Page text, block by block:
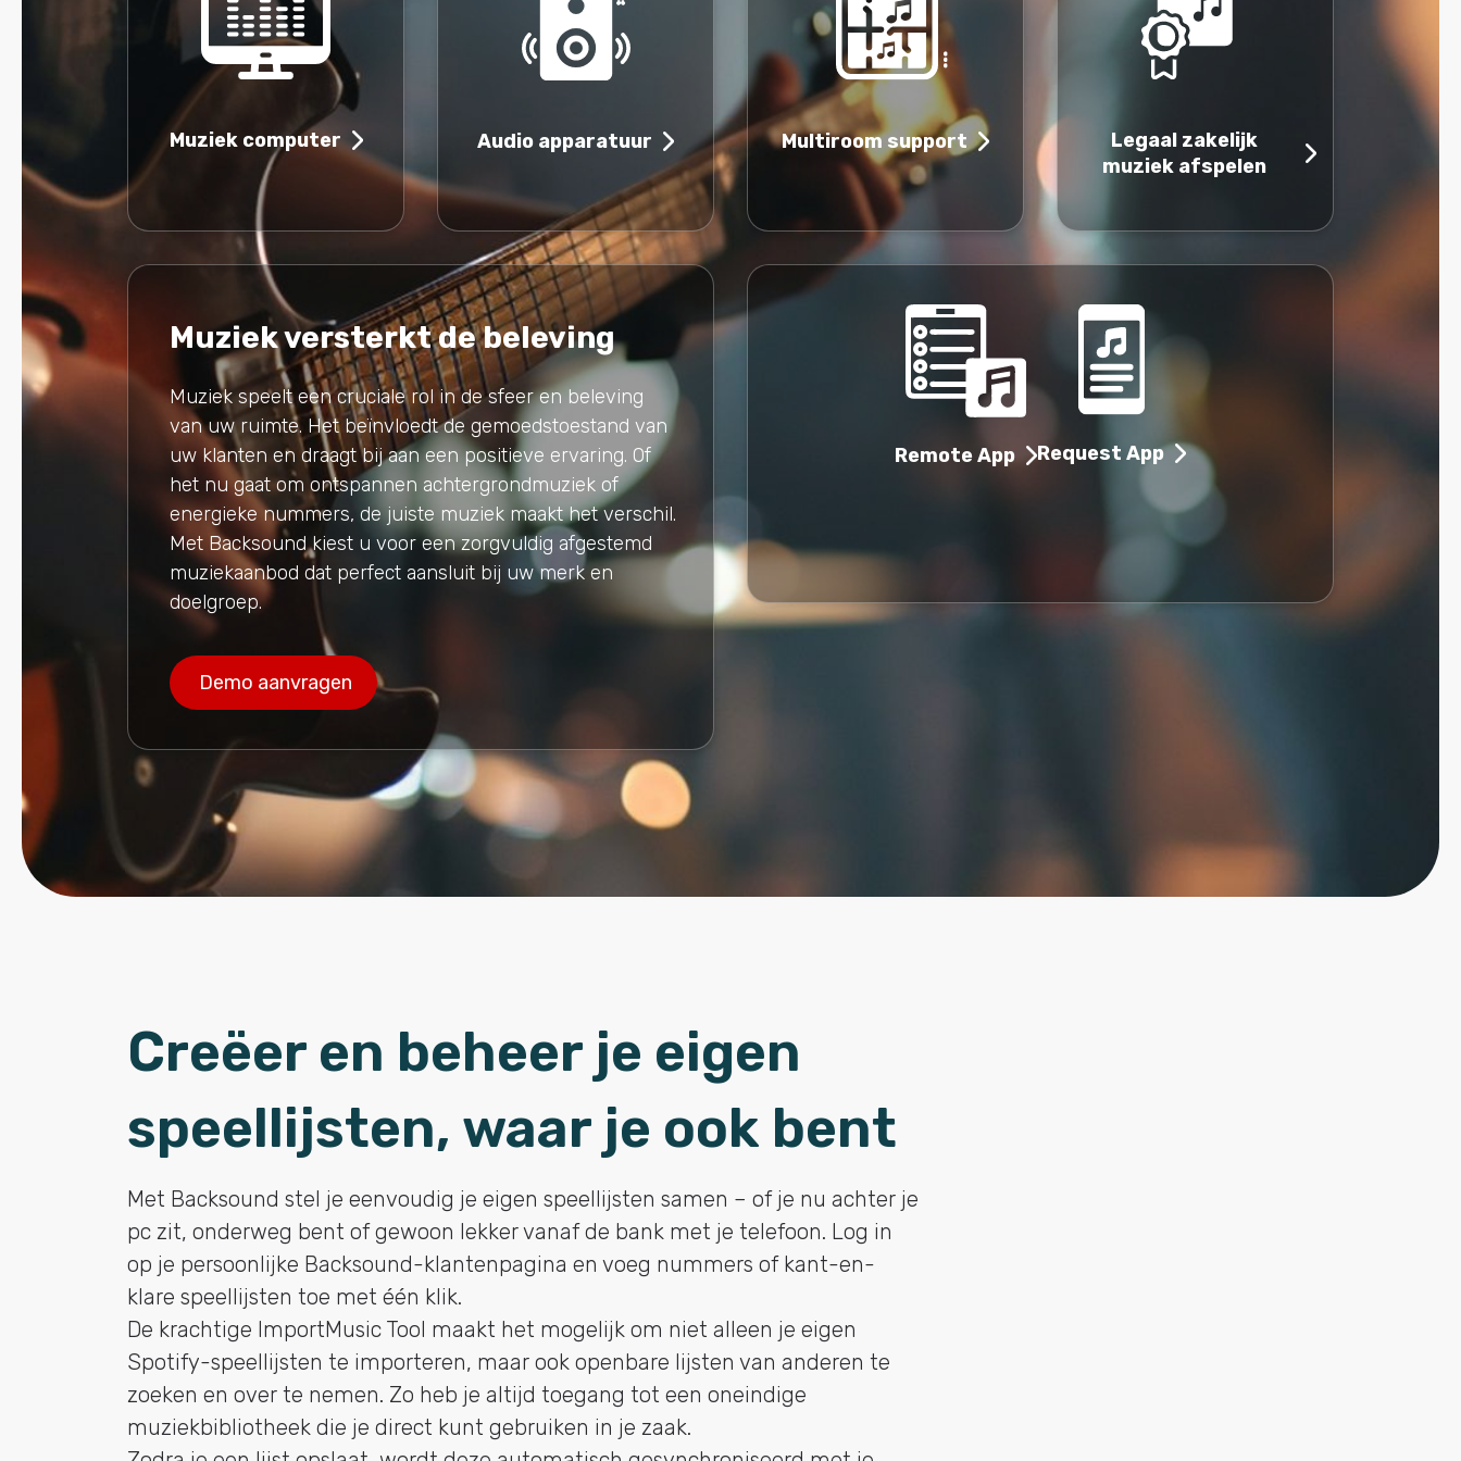
Muziek computer Audio apparatuur Multiroom support
Legaal zakelijk
muziek afspelen
Muziek versterkt de beleving
Muziek speelt een cruciale rol in de sfeer en beleving
van uw ruimte. Het beïnvloedt de gemoedstoestand van
uw klanten en draagt bij aan een positieve ervaring. Of
het nu gaat om ontspannen achtergrondmuziek of
energieke nummers, de juiste muziek maakt het verschil.
Met Backsound kiest u voor een zorgvuldig afgestemd
muziekaanbod dat perfect aansluit bij uw merk en
doelgroep.
Demo aanvragen
Remote App Request App
Creëer en beheer je eigen
speellijsten, waar je ook bent
Met Backsound stel je eenvoudig je eigen speellijsten samen – of je nu achter je
pc zit, onderweg bent of gewoon lekker vanaf de bank met je telefoon. Log in
op je persoonlijke Backsound-klantenpagina en voeg nummers of kant-en-
klare speellijsten toe met één klik.
De krachtige ImportMusic Tool maakt het mogelijk om niet alleen je eigen
Spotify-speellijsten te importeren, maar ook openbare lijsten van anderen te
zoeken en over te nemen. Zo heb je altijd toegang tot een oneindige
muziekbibliotheek die je direct kunt gebruiken in je zaak.